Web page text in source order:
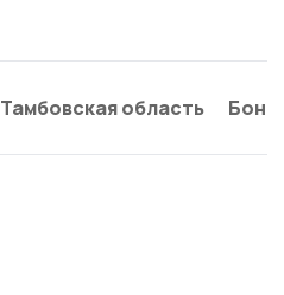
Тамбовская область